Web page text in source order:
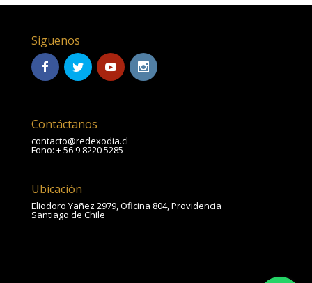
Siguenos
Contáctanos
contacto@redexodia.cl
Fono: + 56 9 8220 5285
Ubicación
Eliodoro Yañez 2979, Oficina 804, Providencia
Santiago de Chile